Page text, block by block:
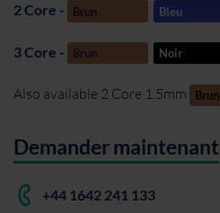
2 Core - Brun Bleu
3 Core - Brun Noir
Also available 2 Core 1.5mm Brun
Demander maintenant
+44 1642 241 133